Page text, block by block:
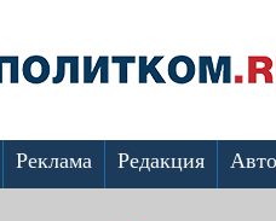
Реклама Редакция